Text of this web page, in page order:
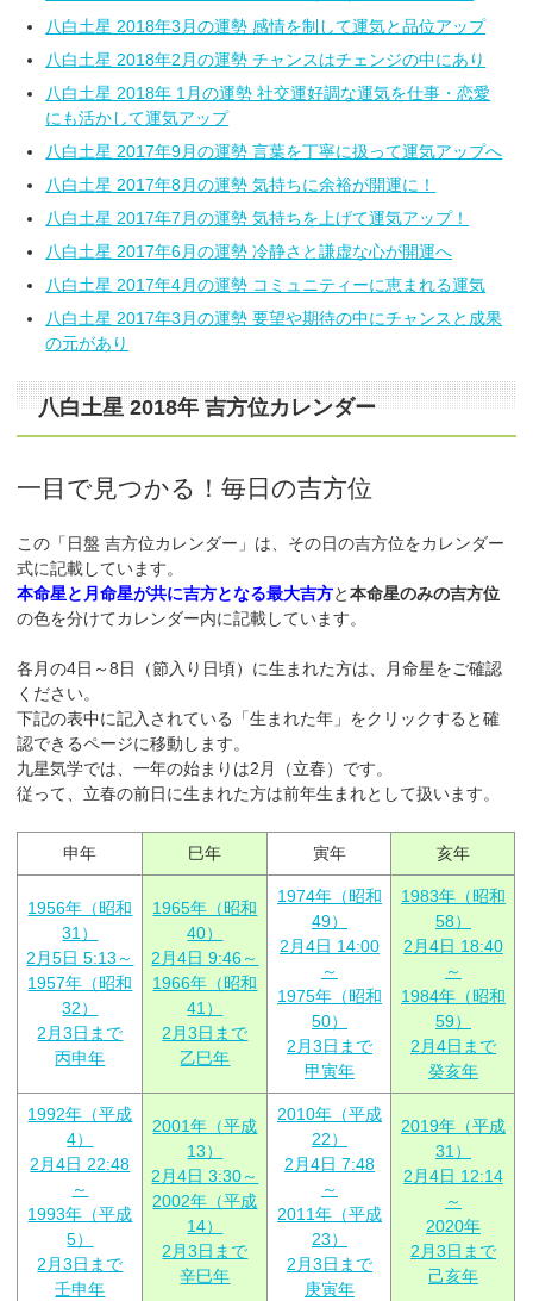
八白土星 2018年3月の運勢 感情を制して運気と品位アップ
八白土星 2018年2月の運勢 チャンスはチェンジの中にあり
八白土星 2018年 1月の運勢 社交運好調な運気を仕事・恋愛
にも活かして運気アップ
八白土星 2017年9月の運勢 言葉を丁寧に扱って運気アップへ
八白土星 2017年8月の運勢 気持ちに余裕が開運に！
八白土星 2017年7月の運勢 気持ちを上げて運気アップ！
八白土星 2017年6月の運勢 冷静さと謙虚な心が開運へ
八白土星 2017年4月の運勢 コミュニティーに恵まれる運気
八白土星 2017年3月の運勢 要望や期待の中にチャンスと成果
の元があり
八白土星 2018年 吉方位カレンダー
一目で見つかる！毎日の吉方位
この「日盤 吉方位カレンダー」は、その日の吉方位をカレンダー
式に記載しています。
本命星と月命星が共に吉方となる最大吉方と本命星のみの吉方位
の色を分けてカレンダー内に記載しています。
各月の4日～8日（節入り日頃）に生まれた方は、月命星をご確認
ください。
下記の表中に記入されている「生まれた年」をクリックすると確
認できるページに移動します。
九星気学では、一年の始まりは2月（立春）です。
従って、立春の前日に生まれた方は前年生まれとして扱います。
申年 巳年 寅年 亥年
1956年（昭和
31）
2月5日 5:13～
1957年（昭和
32）
2月3日まで
丙申年
1965年（昭和
40）
2月4日 9:46～
1966年（昭和
41）
2月3日まで
乙巳年
1974年（昭和
49）
2月4日 14:00
～
1975年（昭和
50）
2月3日まで
甲寅年
1983年（昭和
58）
2月4日 18:40
～
1984年（昭和
59）
2月4日まで
癸亥年
1992年（平成
4）
2月4日 22:48
～
1993年（平成
5）
2月3日まで
壬申年
2001年（平成
13）
2月4日 3:30～
2002年（平成
14）
2月3日まで
辛巳年
2010年（平成
22）
2月4日 7:48
～
2011年（平成
23）
2月3日まで
庚寅年
2019年（平成
31）
2月4日 12:14
～
2020年
2月3日まで
己亥年